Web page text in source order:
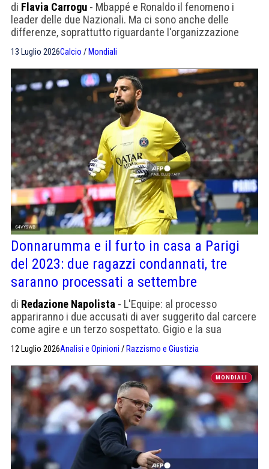
di Flavia Carrogu - Mbappé e Ronaldo il fenomeno i
leader delle due Nazionali. Ma ci sono anche delle
differenze, soprattutto riguardante l'organizzazione
13 Luglio 2026Calcio / Mondiali
Donnarumma e il furto in casa a Parigi
del 2023: due ragazzi condannati, tre
saranno processati a settembre
di Redazione Napolista - L'Equipe: al processo
appariranno i due accusati di aver suggerito dal carcere
come agire e un terzo sospettato. Gigio e la sua
12 Luglio 2026Analisi e Opinioni / Razzismo e Giustizia
MONDIALI